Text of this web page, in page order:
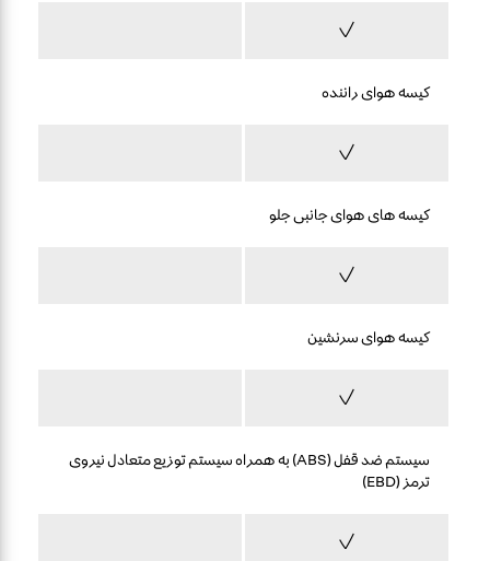
کیسه هوای راننده
کیسه های هوای جانبی جلو
کیسه هوای سرنشین
سیستم ضد قفل (ABS) به همراه سیستم توزیع متعادل نیروی
ترمز (EBD)